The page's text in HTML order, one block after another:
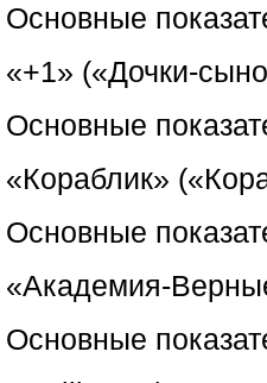
Основные
«+1» («Дочки-
Основные
«Кораблик»
Основные
«Академия-
Основные